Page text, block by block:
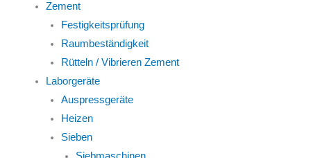
Zement
Festigkeitsprüfung
Raumbeständigkeit
Rütteln / Vibrieren Zement
Laborgeräte
Auspressgeräte
Heizen
Sieben